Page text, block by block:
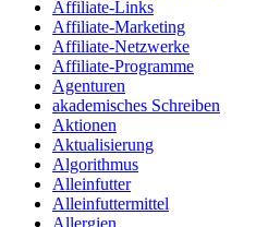
Affiliate-Links
Affiliate-Marketing
Affiliate-Netzwerke
Affiliate-Programme
Agenturen
akademisches Schreiben
Aktionen
Aktualisierung
Algorithmus
Alleinfutter
Alleinfuttermittel
Allergien